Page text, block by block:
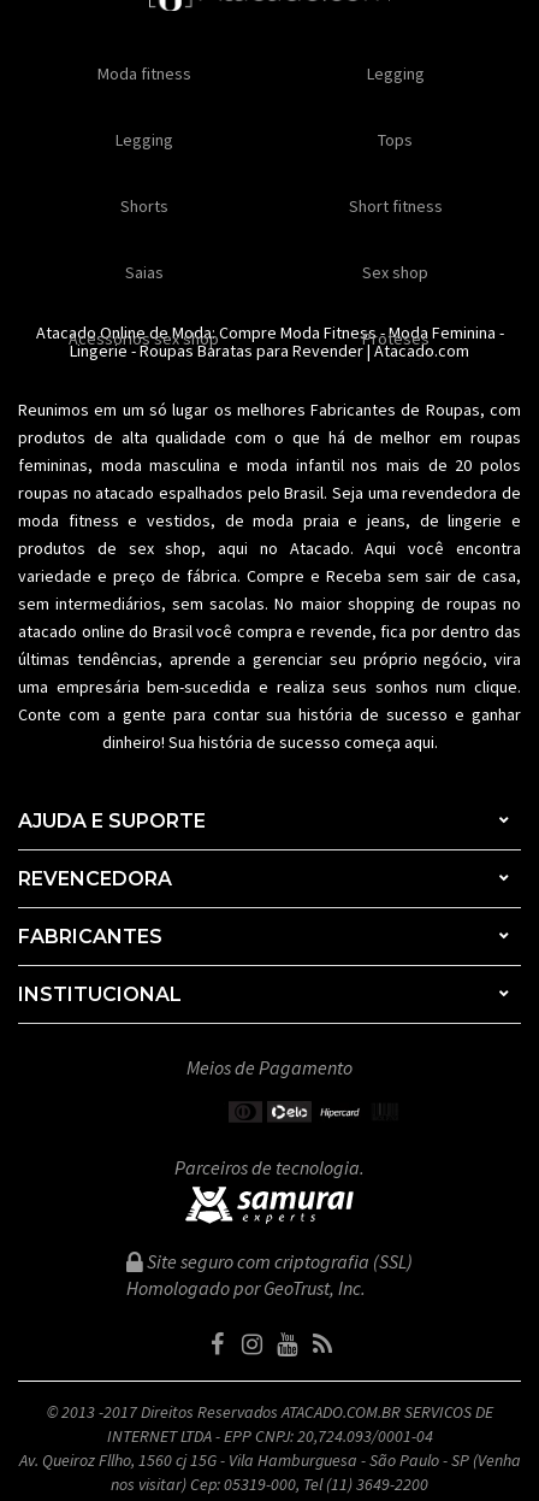
Especial natal Toda loja
Feminino Moda feminina
Moda feminina Moda íntima
Moda fitness Moda praia
Plus size Acessórios femininos
Masculino Moda masculino
Moda masculina Moda intima masculina
Acessórios masculinos Moda íntima
Calcinhas Soutiens
Conjuntos Modeladores
Moda fitness Legging
Legging Tops
Shorts Short fitness
Saias Sex shop
Acessorios sex shop Proteses
Oleos e cremes Comestiveis
Kits Lançamentos
Ofertas Roupas para revender
Atacado Online de Moda: Compre Moda Fitness-Moda Feminina -
Lingerie-Roupas Baratas para Revender| Atacado.com
Reunimos em um só lugar os melhoresFabricantes de Roupas, com
produtos de alta qualidade com o que há de melhor em roupas
femininas, moda masculina e moda infantil nos mais de 20 polos
roupas no atacado espalhados pelo Brasil. Seja uma revendedora de
moda fitness e vestidos, de moda praia e jeans, de lingerie e
produtos de sex shop, aqui no Atacado. Aqui você encontra
variedade e preço de fábrica. Compre e Receba sem sair de casa,
sem intermediários, sem sacolas. No maior shopping de roupas no
atacado online do Brasil você compra e revende, fica por dentro das
últimas tendências, aprende a gerenciar seu próprio negócio, vira
uma empresária bem-sucedida e realiza seus sonhos num clique.
Conte com a gente para contar sua história de sucesso e ganhar
dinheiro! Sua história de sucesso começa aqui.
AJUDA E SUPORTE
REVENCEDORA
FABRICANTES
INSTITUCIONAL
Meios de Pagamento
Parceiros de tecnologia.
Site seguro com criptografia (SSL)
Homologado por GeoTrust, Inc.
© 2013 -2017 Direitos Reservados ATACADO.COM.BR SERVICOS DE
INTERNET LTDA - EPP CNPJ: 20,724.093/0001-04
Av. Queiroz Fllho, 1560 cj 15G - Vila Hamburguesa - São Paulo - SP (Venha
nos visitar) Cep: 05319-000, Tel (11) 3649-2200